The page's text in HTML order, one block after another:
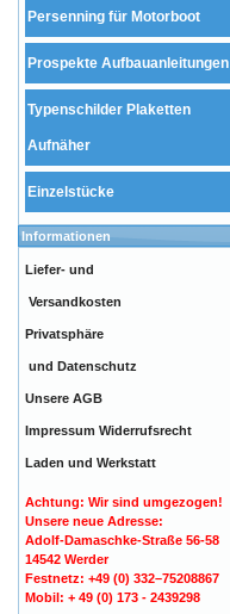
Persenning für Motorboot
Prospekte Aufbauanleitungen
Typenschilder Plaketten
Aufnäher
Einzelstücke
Informationen
Liefer- und
Versandkosten
Privatsphäre
und Datenschutz
Unsere AGB
Impressum Widerrufsrecht
Laden und Werkstatt
Achtung: Wir sind umgezogen!
Unsere neue Adresse:
Adolf-Damaschke-Straße 56-58
14542 Werder
Festnetz: +49 (0) 332–75208867
Mobil: + 49 (0) 173 - 2439298